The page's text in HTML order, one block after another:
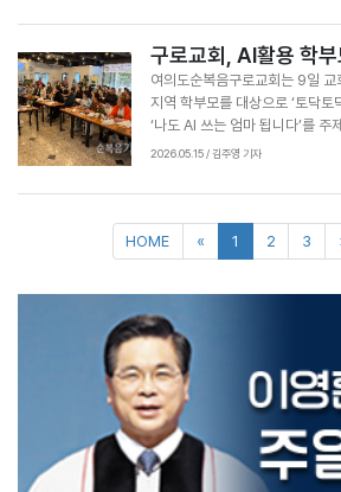
이어 하며 6월 말쯤 정착감사예
지회를 비롯해 권사회, 여선교회
도직할성전 담당 심재영 목사는
들지 않고 보람을 느끼며 봉사할
도들은 선교사를 후원하는 취지
판매수익금과 후원금 전액은 선
구로교회, AI활용 학
여의도순복음구로교회는 9일
지역 학부모를 대상으로 ‘토닥토
‘나도 AI 쓰는 엄마 됩니다’를 주
모들이 새로운 기술을 생활과 자
이자 웨스트민스터신학대학교
원, 정보 검색, 문서 작성 등 실생
을 다뤘다. 세미나가 진행되는 동
막연한 두려움 대신 올바른 이해
이번 세미나를 기획했다”며 “앞
요에 응답하는 다양한 교육 프로
획”이라고 밝혔다.
2026.05.15 / 김주영 기자
HOME 1 2